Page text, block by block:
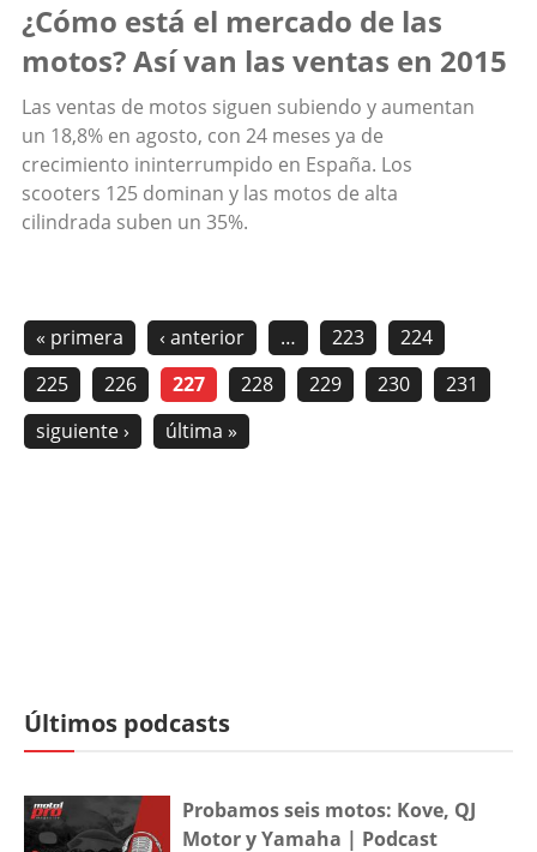
¿Cómo está el mercado de las
motos? Así van las ventas en 2015
Las ventas de motos siguen subiendo y aumentan
un 18,8% en agosto, con 24 meses ya de
crecimiento ininterrumpido en España. Los
scooters 125 dominan y las motos de alta
cilindrada suben un 35%.
« primera ‹ anterior … 223
224
225
226 227 228 229 230
231
siguiente ›
última »
Últimos podcasts
Probamos seis motos: Kove, QJ
Motor y Yamaha | Podcast